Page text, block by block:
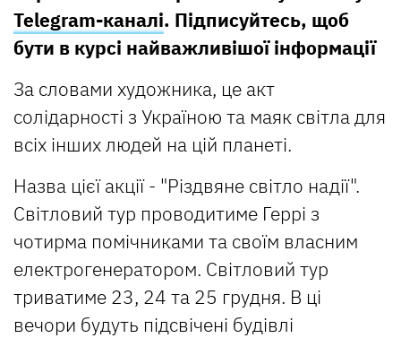
Telegram-каналі. Підписуйтесь, щоб
бути в курсі найважливішої інформації
За словами художника, це акт
солідарності з Україною та маяк світла для
всіх інших людей на цій планеті.
Назва цієї акції - "Різдвяне світло надії".
Світловий тур проводитиме Геррі з
чотирма помічниками та своїм власним
електрогенератором. Світловий тур
триватиме 23, 24 та 25 грудня. В ці
вечори будуть підсвічені будівлі